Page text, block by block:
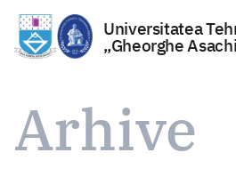
conținut
Universitatea
„Gheorghe
Arhive